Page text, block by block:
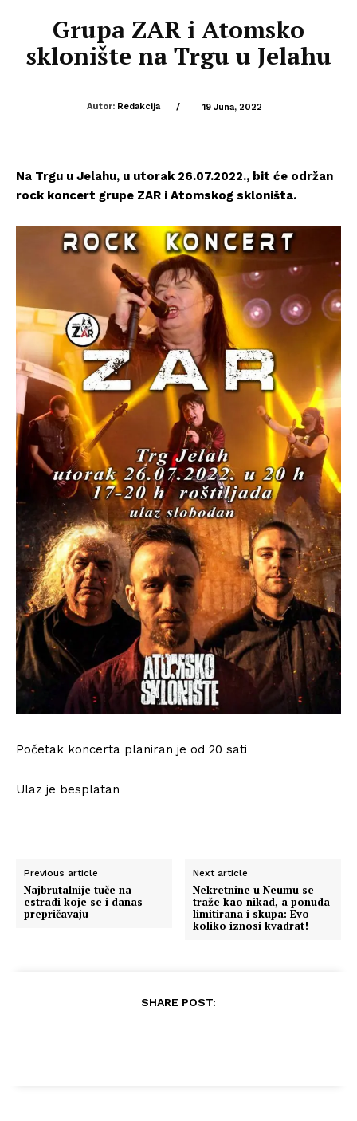
Grupa ZAR i Atomsko
sklonište na Trgu u Jelahu
Autor: Redakcija / 19 Juna, 2022
Na Trgu u Jelahu, u utorak 26.07.2022., bit će održan
rock koncert grupe ZAR i Atomskog skloništa.
Početak koncerta planiran je od 20 sati
Ulaz je besplatan
Previous article
Najbrutalnije tuče na
estradi koje se i danas
prepričavaju
Next article
Nekretnine u Neumu se
traže kao nikad, a ponuda
limitirana i skupa: Evo
koliko iznosi kvadrat!
SHARE POST: